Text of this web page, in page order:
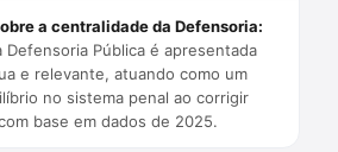
a centralidade da Defensoria:
Defensoria Pública é apresentada
e relevante, atuando como um
no sistema penal ao corrigir
base em dados de 2025.